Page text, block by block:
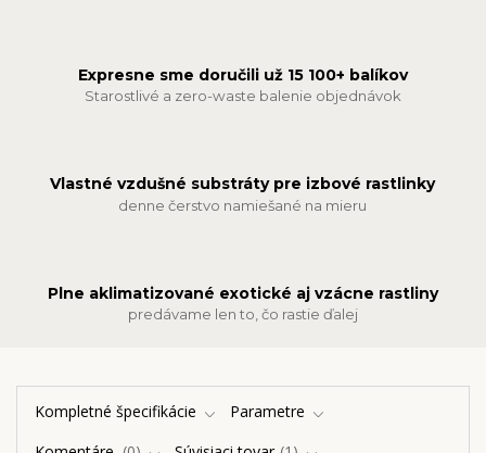
Expresne sme doručili už 15 100+ balíkov
Starostlivé a zero-waste balenie objednávok
Vlastné vzdušné substráty pre izbové rastlinky
denne čerstvo namiešané na mieru
Plne aklimatizované exotické aj vzácne rastliny
predávame len to, čo rastie ďalej
Kompletné špecifikácie
Parametre